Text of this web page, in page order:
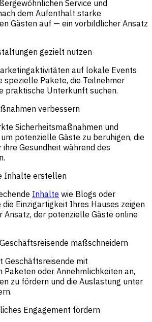
Service und
dem Aufenthalt starke
Gästen auf — ein vorbildlicher Ansatz
gezielt nutzen
auf lokale Events
spezielle Pakete, die Teilnehmer
praktische Unterkunft suchen.
verbessern
Sicherheitsmaßnahmen und
potenzielle Gäste zu beruhigen, die
ihre Gesundheit während des
Inhalte erstellen
Inhalte wie Blogs oder
die Einzigartigkeit Ihres Hauses zeigen
Ansatz, der potenzielle Gäste online
maßschneidern
Geschäftsreisende mit
Paketen oder Annehmlichkeiten an,
zu fördern und die Auslastung unter
Engagement fördern